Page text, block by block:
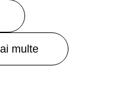
multe